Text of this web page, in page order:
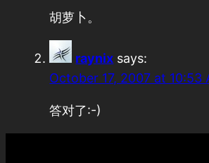
胡萝卜。
raynix says:
October 17, 2007 at 10:53
答对了:-)